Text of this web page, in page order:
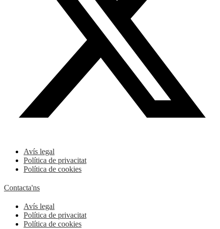
Avís legal
Política de privacitat
Política de cookies
Contacta'ns
Avís legal
Política de privacitat
Política de cookies